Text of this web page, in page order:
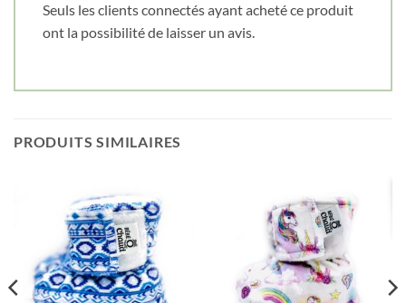
Seuls les clients connectés ayant acheté ce produit
ont la possibilité de laisser un avis.
PRODUITS SIMILAIRES